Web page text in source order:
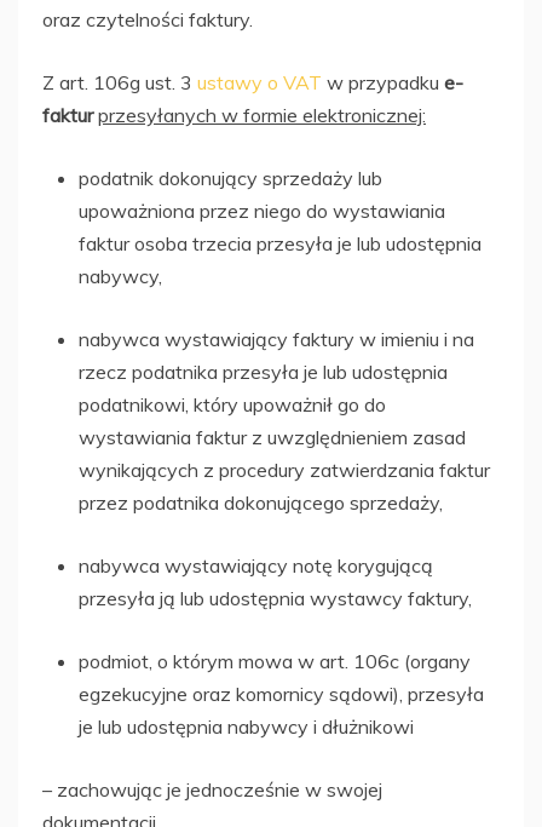
oraz czytelności faktury.
Z art. 106g ust. 3 ustawy o VAT w przypadku e-
faktur przesyłanych w formie elektronicznej:
podatnik dokonujący sprzedaży lub
upoważniona przez niego do wystawiania
faktur osoba trzecia przesyła je lub udostępnia
nabywcy,
nabywca wystawiający faktury w imieniu i na
rzecz podatnika przesyła je lub udostępnia
podatnikowi, który upoważnił go do
wystawiania faktur z uwzględnieniem zasad
wynikających z procedury zatwierdzania faktur
przez podatnika dokonującego sprzedaży,
nabywca wystawiający notę korygującą
przesyła ją lub udostępnia wystawcy faktury,
podmiot, o którym mowa w art. 106c (organy
egzekucyjne oraz komornicy sądowi), przesyła
je lub udostępnia nabywcy i dłużnikowi
– zachowując je jednocześnie w swojej
dokumentacji.